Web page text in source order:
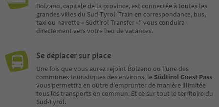
🌱 A Sustainable Event
Calici di Stelle is a low-
environmental-impact event:
certified recycled paper,
enhanced waste sorting and a
warm invitation to reach the
historic centre on foot, by bike or
by public transport.
Bolzano, capitale de la province, est connectée à toutes les
grandes villes du Sud-Tyrol. Train en correspondance, bus,
taxi ou navette « Südtirol Transfer »" vous conduira
directement vers votre lieu de vacances.
Se déplacer sur place
Une fois que vous aurez rejoint Bolzano ou l'une des
communes touristiques des environs, le Südtirol Guest Pass
vous permettra en outre d'emprunter de manière illimitée
tous les transports en commun. Et ce sur tout le territoire du
Sud-Tyrol.